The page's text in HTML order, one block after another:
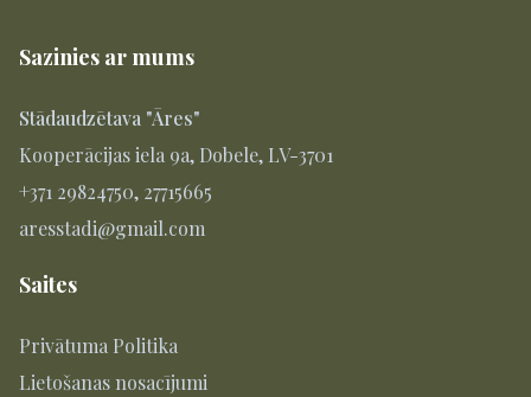
Sazinies ar mums
Stādaudzētava "Āres"
Kooperācijas iela 9a, Dobele, LV-3701
+371 29824750, 27715665
aresstadi@gmail.com
Saites
Privātuma Politika
Lietošanas nosacījumi